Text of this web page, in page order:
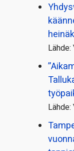
Lähde:
Lähde: